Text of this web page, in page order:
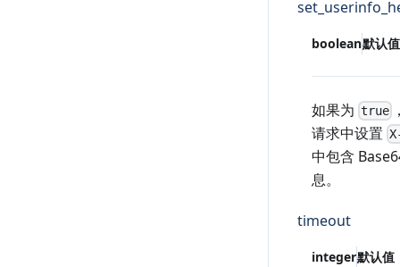
boolean默认
如果为 true
请求中设置
中包含
息。
timeout
integer默认值